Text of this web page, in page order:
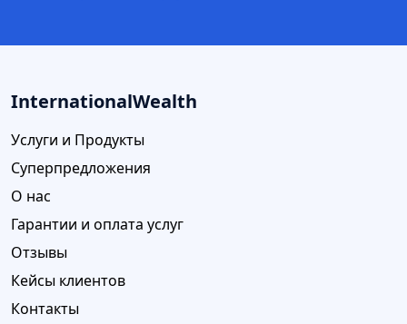
InternationalWealth
Услуги и Продукты
Суперпредложения
О нас
Гарантии и оплата услуг
Отзывы
Кейсы клиентов
Контакты